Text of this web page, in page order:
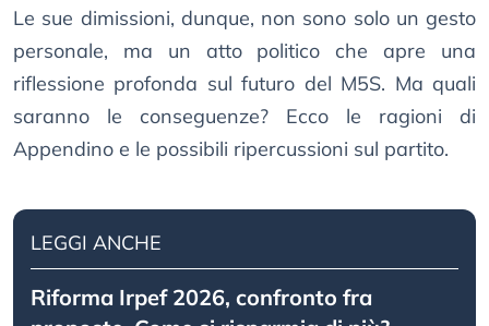
Le sue dimissioni, dunque, non sono solo un gesto
personale, ma un atto politico che apre una
riflessione profonda sul futuro del M5S. Ma quali
saranno le conseguenze? Ecco le ragioni di
Appendino e le possibili ripercussioni sul partito.
LEGGI ANCHE
Riforma Irpef 2026, confronto fra